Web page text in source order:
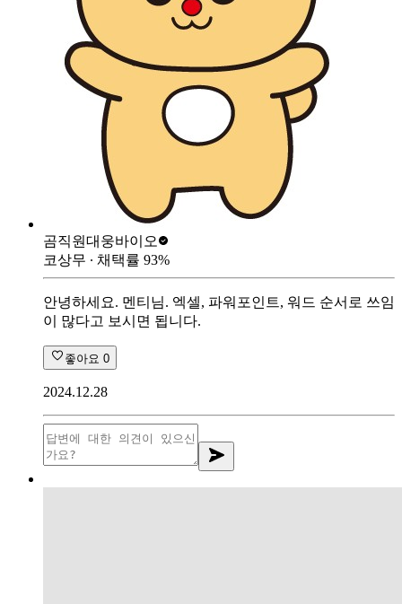
곰직원대웅바이오
코상무 ∙ 채택률 93%
안녕하세요. 멘티님. 엑셀, 파워포인트, 워드 순서로 쓰임
이 많다고 보시면 됩니다.
좋아요 0
2024.12.28